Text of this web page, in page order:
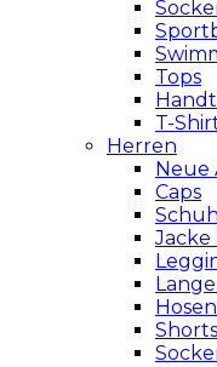
Tops
T-
Herren
Neue
Caps
Jacke
Hosen
Shorts